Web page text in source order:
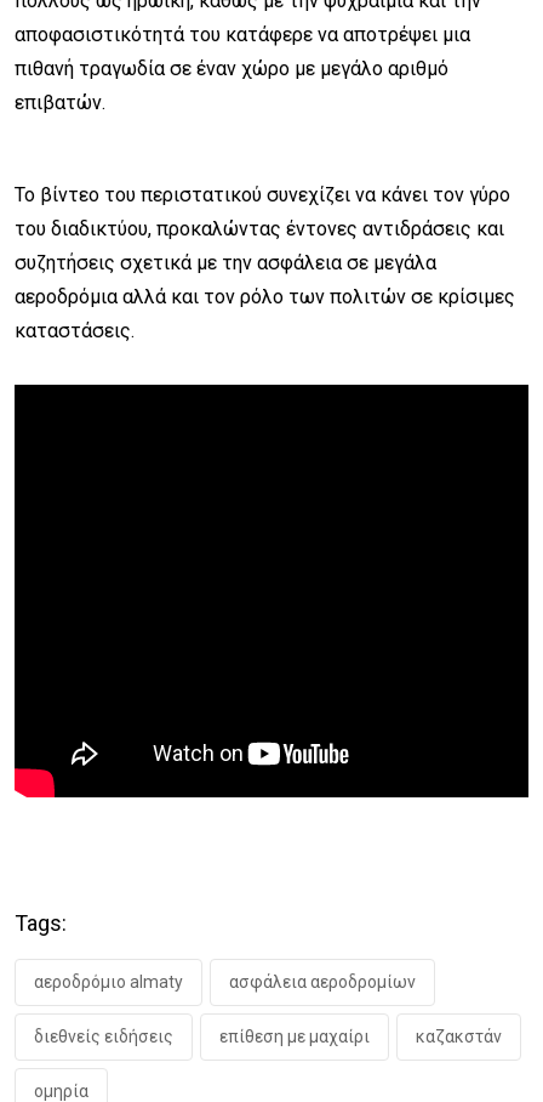
αποφασιστικότητά του κατάφερε να αποτρέψει μια
πιθανή τραγωδία σε έναν χώρο με μεγάλο αριθμό
επιβατών.
Το βίντεο του περιστατικού συνεχίζει να κάνει τον γύρο
του διαδικτύου, προκαλώντας έντονες αντιδράσεις και
συζητήσεις σχετικά με την ασφάλεια σε μεγάλα
αεροδρόμια αλλά και τον ρόλο των πολιτών σε κρίσιμες
καταστάσεις.
Tags:
αεροδρόμιο almaty ασφάλεια αεροδρομίων
διεθνείς ειδήσεις επίθεση με μαχαίρι καζακστάν
ομηρία